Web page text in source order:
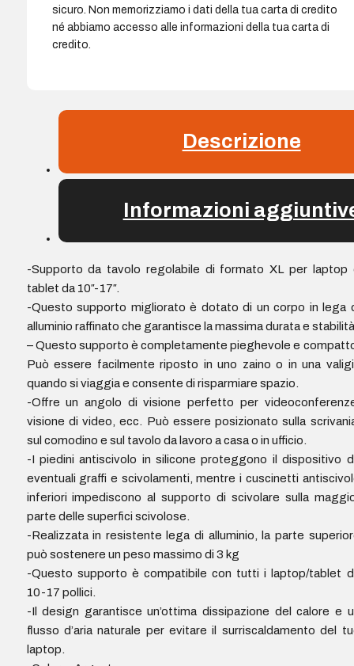
sicuro. Non memorizziamo i dati della tua carta di credito
né abbiamo accesso alle informazioni della tua carta di
credito.
Descrizione
Informazioni
-Supporto da tavolo regolabile di formato XL per laptop
tablet da 10″-17″.
-Questo supporto migliorato è dotato di un corpo in lega
alluminio raffinato che garantisce la massima durata e
– Questo supporto è completamente pieghevole e
Può essere facilmente riposto in uno zaino o in una
quando si viaggia e consente di risparmiare spazio.
-Offre un angolo di visione perfetto per
visione di video, ecc. Può essere posizionato sulla
sul comodino e sul tavolo da lavoro a casa o in ufficio.
-I piedini antiscivolo in silicone proteggono il dispositivo
eventuali graffi e scivolamenti, mentre i cuscinetti
inferiori impediscono al supporto di scivolare sulla
parte delle superfici scivolose.
-Realizzata in resistente lega di alluminio, la parte
può sostenere un peso massimo di 3 kg
-Questo supporto è compatibile con tutti i laptop/tablet
10-17 pollici.
-Il design garantisce un’ottima dissipazione del calore e
flusso d’aria naturale per evitare il surriscaldamento del
laptop.